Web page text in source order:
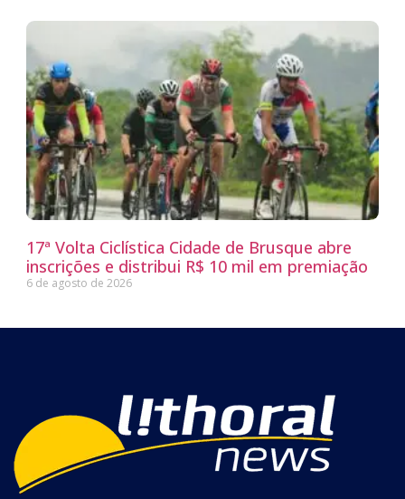
17ª Volta Ciclística Cidade de Brusque abre
inscrições e distribui R$ 10 mil em premiação
6 de agosto de 2026